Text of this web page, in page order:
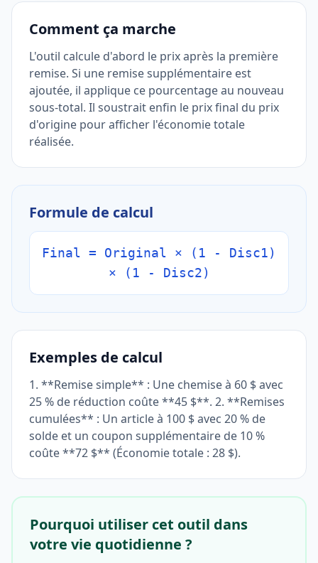
Comment ça marche
L'outil calcule d'abord le prix après la première
remise. Si une remise supplémentaire est
ajoutée, il applique ce pourcentage au nouveau
sous-total. Il soustrait enfin le prix final du prix
d'origine pour afficher l'économie totale
réalisée.
Formule de calcul
Final = Original × (1 - Disc1)
× (1 - Disc2)
Exemples de calcul
1. **Remise simple** : Une chemise à 60 $ avec
25 % de réduction coûte **45 $**. 2. **Remises
cumulées** : Un article à 100 $ avec 20 % de
solde et un coupon supplémentaire de 10 %
coûte **72 $** (Économie totale : 28 $).
Pourquoi utiliser cet outil dans
votre vie quotidienne ?